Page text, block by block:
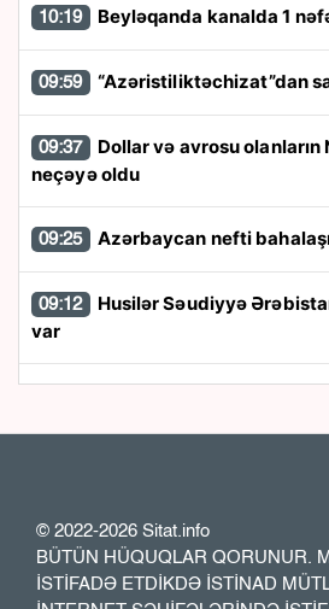
10:19 Beyləqanda kanalda 1
09:59 “Azəristiliktəchizat”dan
09:37
neçəyə oldu
09:25 Azərbaycan nefti
09:12
var
22:32 Sabiq nazir Səlim Müslümovun 1 milyonluq evi
yarı qiymətə satıldı
© 2022-2026 Sitat.info
BÜTÜN HÜQUQLAR QORUNUR.
İSTİFADƏ ETDİKDƏ İSTİNAD